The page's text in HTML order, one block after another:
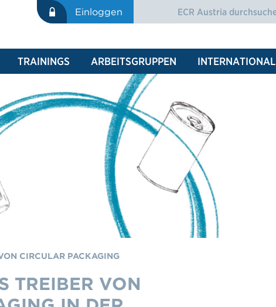
Einloggen
SUCHFORMULAR
TRAININGS ARBEITSGRUPPEN INTERNATIONAL
CIRCULAR PACKAGING
TREIBER VON